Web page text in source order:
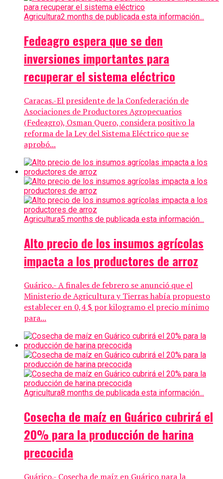
Agricultura2 months de publicada esta información...
Fedeagro espera que se den
inversiones importantes para
recuperar el sistema eléctrico
Caracas.-El presidente de la Confederación de
Asociaciones de Productores Agropecuarios
(Fedeagro), Osman Quero, considera positivo la
reforma de la Ley del Sistema Eléctrico que se
aprobó...
Agricultura5 months de publicada esta información...
Alto precio de los insumos agrícolas
impacta a los productores de arroz
Guárico.- A finales de febrero se anunció que el
Ministerio de Agricultura y Tierras había propuesto
establecer en 0,4 $ por kilogramo el precio mínimo
para...
Agricultura8 months de publicada esta información...
Cosecha de maíz en Guárico cubrirá el
20% para la producción de harina
precocida
Guárico.- Cosecha de maíz en Guárico para la